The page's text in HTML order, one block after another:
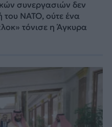
συνεργασιών δεν
του ΝΑΤΟ, ούτε ένα
τόνισε η Άγκυρα